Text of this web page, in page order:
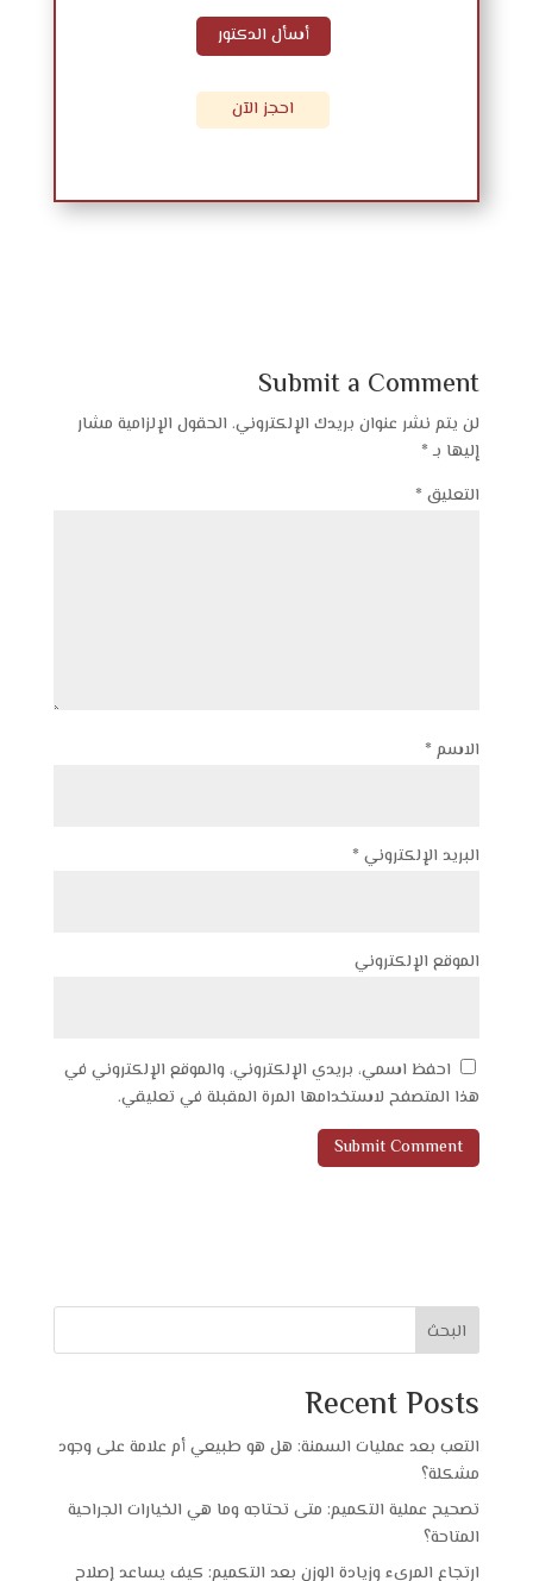
أسأل الدكتور
احجز الآن
Submit a Comment
لن يتم نشر عنوان بريدك الإلكتروني. الحقول الإلزامية مشار
إليها بـ*
التعليق *
الاسم *
البريد الإلكتروني *
الموقع الإلكتروني
احفظ اسمي، بريدي الإلكتروني، والموقع الإلكتروني في
هذا المتصفح لاستخدامها المرة المقبلة في تعليقي.
البحث
Recent Posts
التعب بعد عمليات السمنة: هل هو طبيعي أم علامة على وجود
مشكلة؟
تصحيح عملية التكميم: متى تحتاجه وما هي الخيارات الجراحية
المتاحة؟
ارتجاع المريء وزيادة الوزن بعد التكميم: كيف يساعد إصلاح